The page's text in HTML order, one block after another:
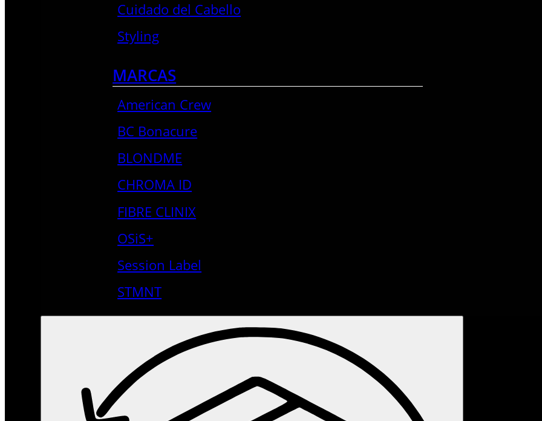
Cuidado del Cabello
Styling
MARCAS
American Crew
BC Bonacure
BLONDME
CHROMA ID
FIBRE CLINIX
OSiS+
Session Label
STMNT